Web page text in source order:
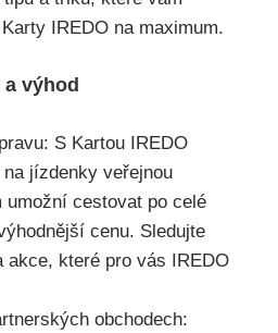
IREDO na maximum.
výhod
S Kartou IREDO
jízdenky veřejnou
umožní cestovat po celé
cenu. Sledujte
akce, které pro vás IREDO
obchodech: